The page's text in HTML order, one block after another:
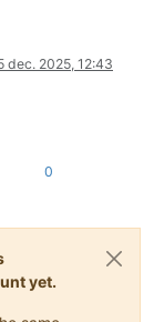
dec. 2025, 12:43
0
yet.